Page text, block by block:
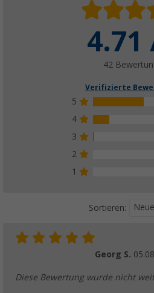
4.71
42
Verifizierte
5
4
3
2
1
Sortieren:
Georg S.
Diese Bewertung wurde nicht